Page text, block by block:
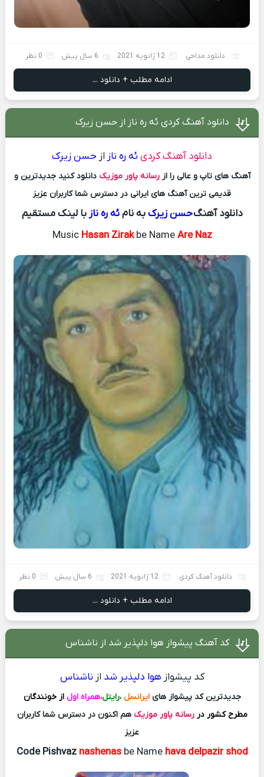
دانلود مداحی 12 ژانویه 2021 6 سال پیش 0 نظر
ادامه مطلب + دانلود ...
دانلود آهنگ کردی ئه ره ناز از حسن زیرک
دانلود آهنگ کردی ئه ره ناز از حسن زیرک
آهنگ های تاپ و عالی را ازرسانه پاور موزیک دانلود کنید جدیدترین و
قدیمی ترین آهنگ های ایرانی در دسترس شما کاربران عزیز
دانلود آهنگحسن زیرکبه نامئه ره نازبا لینک مستقیم
MusicHasan Zirakbe NameAre Naz
دانلود آهنگ کردی 12 ژانویه 2021 6 سال پیش 0 نظر
ادامه مطلب + دانلود ...
کد آهنگ پیشواز هوا دلپذیر شد از ناشناس
کد پیشواز هوا دلپذیر شد از ناشناس
جدیدترین کد پیشواز هایایرانسل ،رایتل،همراه اول از خونندگان
مطرح کشور دررسانه پاور موزیک هم اکنون در دسترس شما کاربران
عزیز
Code Pishvaz nashenas be Namehava delpazir shod